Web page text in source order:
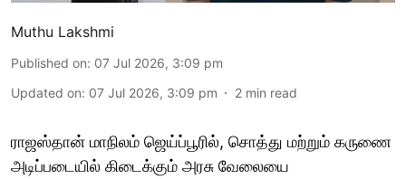
Muthu Lakshmi
Published on: 07 Jul 2026, 3:09 pm
Updated on: 07 Jul 2026, 3:09 pm 2 min read
ராஜஸ்தான் மாநிலம் ஜெய்ப்பூரில், சொத்து மற்றும் கருணை
அடிப்படையில் கிடைக்கும் அரசு வேலையை